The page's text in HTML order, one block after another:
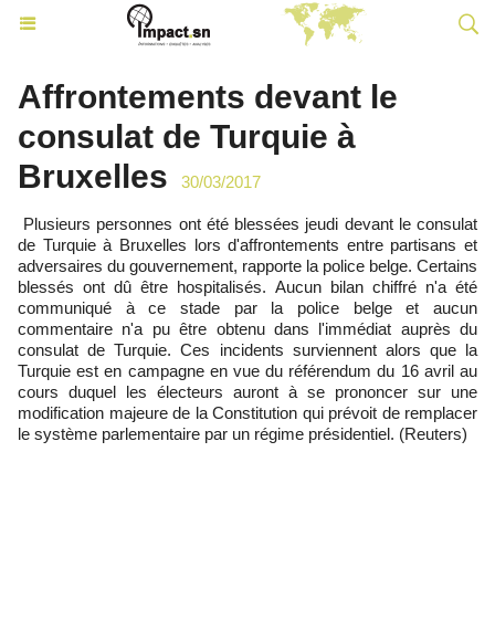
Affrontements devant le
consulat de Turquie à
Bruxelles
30/03/2017
Plusieurs personnes ont été blessées jeudi devant le consulat
de Turquie à Bruxelles lors d'affrontements entre partisans et
adversaires du gouvernement, rapporte la police belge. Certains
blessés ont dû être hospitalisés. Aucun bilan chiffré n'a été
communiqué à ce stade par la police belge et aucun
commentaire n'a pu être obtenu dans l'immédiat auprès du
consulat de Turquie. Ces incidents surviennent alors que la
Turquie est en campagne en vue du référendum du 16 avril au
cours duquel les électeurs auront à se prononcer sur une
modification majeure de la Constitution qui prévoit de remplacer
le système parlementaire par un régime présidentiel. (Reuters)